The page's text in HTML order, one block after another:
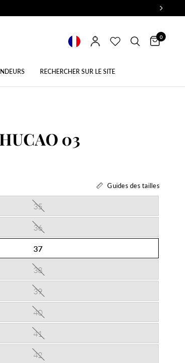
0
RECHERCHER SUR LE SITE
03
Guides des tailles
35
36
37
38
39
40
41
42